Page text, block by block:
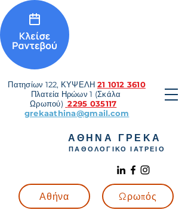
ΑΘΗΝΑ ΓΡΕΚΑ
ΠΑΘΟΛΟΓΙΚΟ ΙΑΤΡΕΙΟ
Πατησίων 122, ΚΥΨΕΛΗ 21 1012 3610
Πλατεία Ηρώων 1 (Σκάλα
Ωρωπού) 2295 035117
grekaathina@gmail.com
Αθήνα Ωρωπός